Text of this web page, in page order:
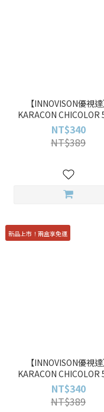
【INNOVISON優視達
KARACON CHICOLOR
#48 歐拉灰 Olaf Snow
NT$340
NT$389
新品上市！兩盒享免運
【INNOVISON優視達
KARACON CHICOLOR
#46 暗夜紫 Lilac Night
彩色日拋
NT$340
NT$389